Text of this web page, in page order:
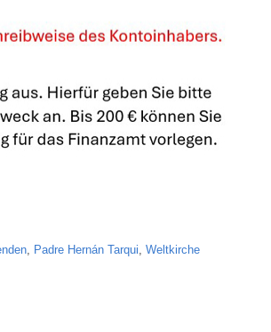
, Padre Hernán Tarqui, Weltkirche